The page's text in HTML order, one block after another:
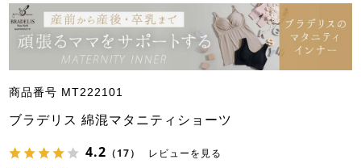
商品番号 MT222101
ブラデリス 綿混マタニティショーツ
4.2 （17） レビューを見る